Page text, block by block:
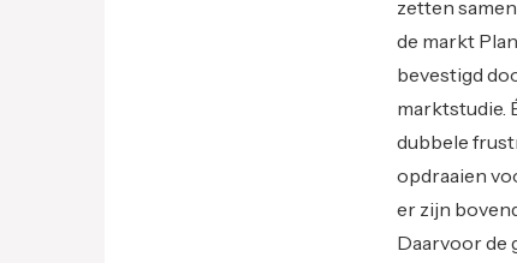
zetten
de markt
bevestigd
marktstudie.
dubbele
opdraaien
er zijn
Daarvoor de